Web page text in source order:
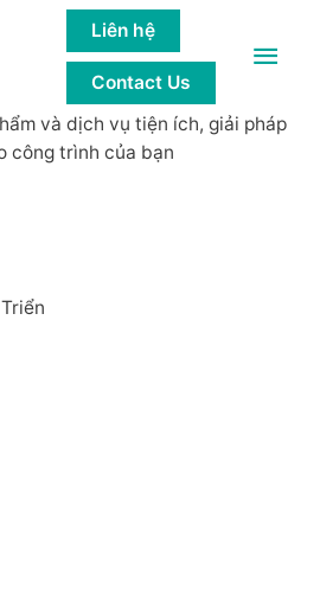
Main
Liên hệ
Contact Us
các công trình bền
và dịch vụ tiện ích, giải pháp
công trình của bạn